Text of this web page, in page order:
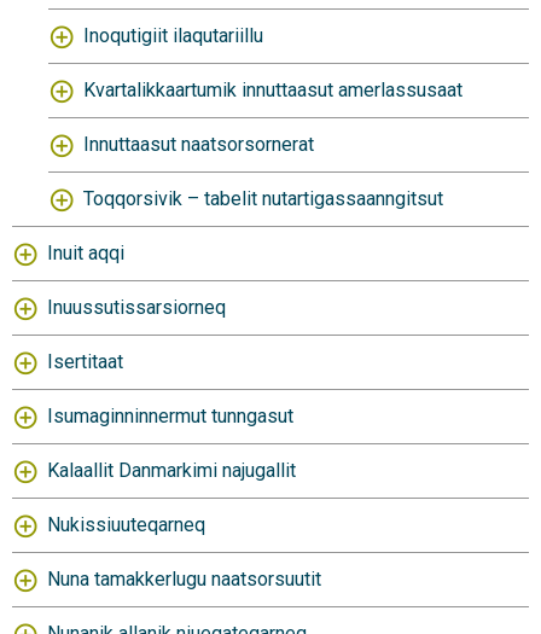
Inoqutigiit ilaqutariillu
Kvartalikkaartumik innuttaasut amerlassusaat
Innuttaasut naatsorsornerat
Toqqorsivik – tabelit nutartigassaanngitsut
Inuit aqqi
Inuussutissarsiorneq
Isertitaat
Isumaginninnermut tunngasut
Kalaallit Danmarkimi najugallit
Nukissiuuteqarneq
Nuna tamakkerlugu naatsorsuutit